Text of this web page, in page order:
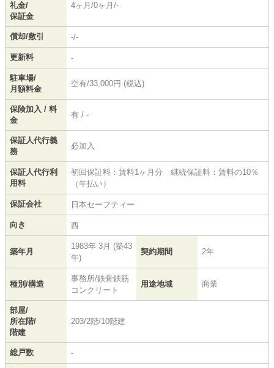
礼金/
保証金
4ヶ月/0ヶ月/-
償却/敷引 -/-
更新料 -
駐車場/
月額料金
空有/33,000円 (税込)
保険加入 / 料
金
有 / -
保証人代行義
務
必加入
保証人代行利
用料
初回保証料：賃料1ヶ月分 継続保証料：賃料の10％
（年払い）
保証会社 日本セーフティー
向き 西
築年月
1983年 3月 (築43
年)
契約期間 2年
種別/構造
事務所/鉄骨鉄筋
コンクリート
用途地域 商業
部屋/
所在階/
階建
203/2階/10階建
総戸数 -